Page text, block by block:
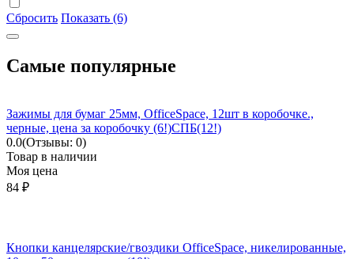
Сбросить Показать (6)
Самые популярные
Зажимы для бумаг 25мм, OfficeSpace, 12шт в коробочке.,
черные, цена за коробочку (6!)СПБ(12!)
0.0(Отзывы: 0)
Товар в наличии
Моя цена
84 ₽
Кнопки канцелярские/гвоздики OfficeSpace, никелированные,